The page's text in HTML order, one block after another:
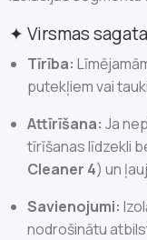
✦ Virsmas
Tīrība:
putekļiem vai
Attīrīšana: Ja
tīrīšanas līdzekli
Cleaner 4) un
Savienojumi:
nodrošinātu